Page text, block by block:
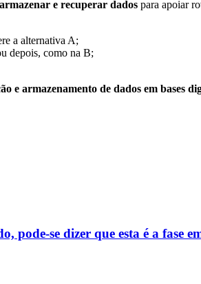
e recuperar dados para apoiar
a alternativa A;
depois, como na B;
e armazenamento de dados em bases
pode-se dizer que esta é a fase